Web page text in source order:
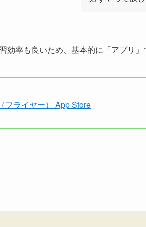
効率も良いため、基本的に「アプリ」
フライヤー） App Store